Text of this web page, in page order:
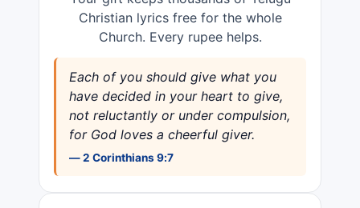
Christian lyrics free for the whole
Church. Every rupee helps.
Each of you should give what you
have decided in your heart to give,
not reluctantly or under compulsion,
for God loves a cheerful giver.
— 2 Corinthians 9:7